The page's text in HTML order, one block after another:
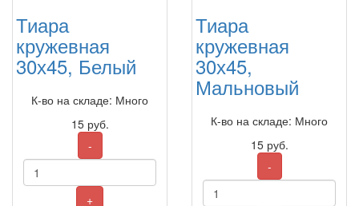
Тиара
кружевная
30х45, Белый
К-во на складе: Много
15 руб.
-
+
Тиара
кружевная
30х45,
Мальновый
К-во на складе: Много
15 руб.
-